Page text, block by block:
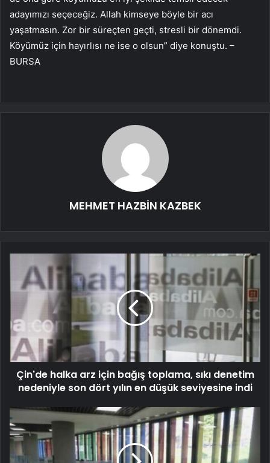
adayımızı seçeceğiz. Allah kimseye böyle bir acı
yaşatmasın. Zor bir süreçten geçti, stresli bir dönemdi.
Köyümüz için hayırlısı ne ise o olsun” diye konuştu. –
BURSA
MEHMET HAZBİN KAZBEK
Çin'de halka arz için bağış toplama, sıkı denetim
nedeniyle son dört yılın en düşük seviyesine indi